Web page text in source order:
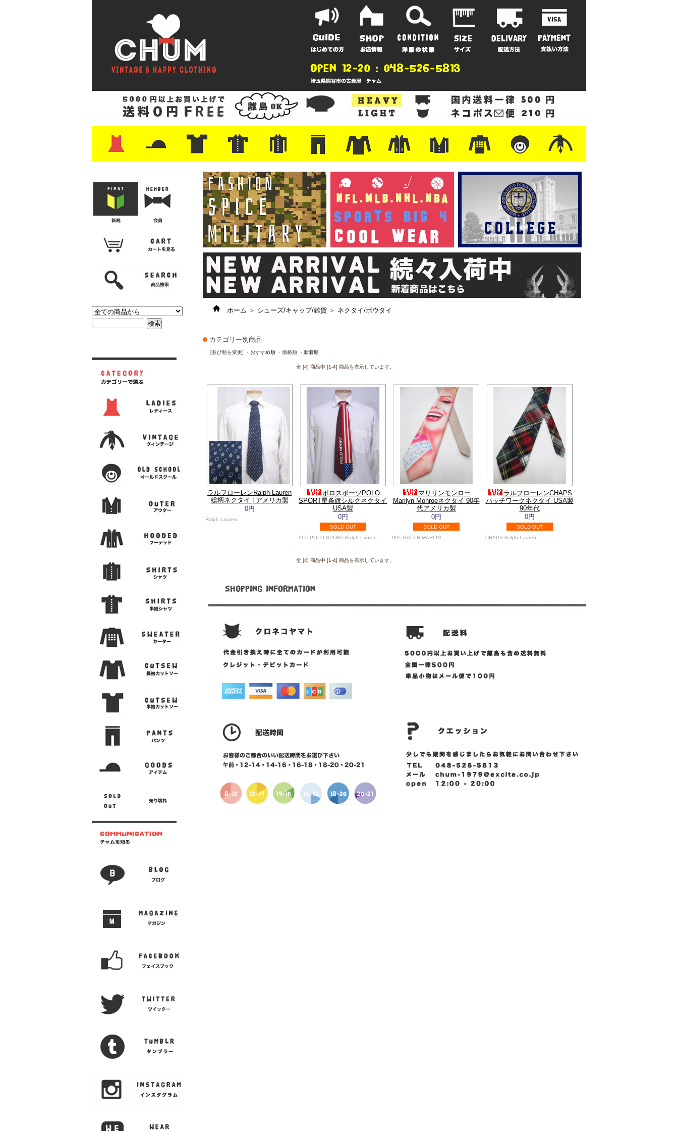
・レザーシューズ/スニーカー
・プリントTシャツ
・バンド/ツアー
・キャラクター
・Nike/adidas/スポーツ
・チャンピオン
・サーフ/スケート
・ボーダー/総柄/無地
・フットボール/リンガー
・タンクトップ/NBA・ポロシャツ
・半袖シャツ
・アロハ/サーフ/ボーリング
・ラルフ/ブランド
・無地/チェック/ストライプ
・ワーク/ミリタリー/ウエスタ
ン
・ネル/ウール ・ショートパンツ
・アウトドア/グラミチ
・ジーンズ/ペインター
・Levi's RED
・ミリタリー/ワーク
・コーデュロイ/スタプレ
・コットン/スラックス/チノ
・オーバーオール/つなぎ
・ジャージ/スウェット/ナイロ
ン
・セントジェームス/ルミノア
・ロンT/サーマル/ラグビー・プリント/半袖/スウェット
・チャンピオン/リバース
・パーカー ・デニム/コットン
・アウトドア/フリース
・ジャージ/ナイロン
・ミリタリー/ワーク
・ウール/レザー
・スーツ/ジレ
ホーム ＞ シューズ/キャップ/雑貨 ＞ ネクタイ/ボウタイ
カテゴリー別商品
[並び順を変更] ・おすすめ順 ・価格順 ・新着順
全 [4] 商品中 [1-4] 商品を表示しています。
ラルフローレンRalph Lauren
総柄ネクタイ | アメリカ製
0円
Ralph Lauren
ポロスポーツPOLO
SPORT星条旗シルクネクタイ
USA製
0円
SOLD OUT
90's POLO SPORT Ralph Lauren
マリリンモンロー
Marilyn Monroeネクタイ 90年
代アメリカ製
0円
SOLD OUT
90's RALPH MARLIN
ラルフローレンCHAPS
パッチワークネクタイ USA製
90年代
0円
SOLD OUT
CHAPS Ralph Lauren
全 [4] 商品中 [1-4] 商品を表示しています。